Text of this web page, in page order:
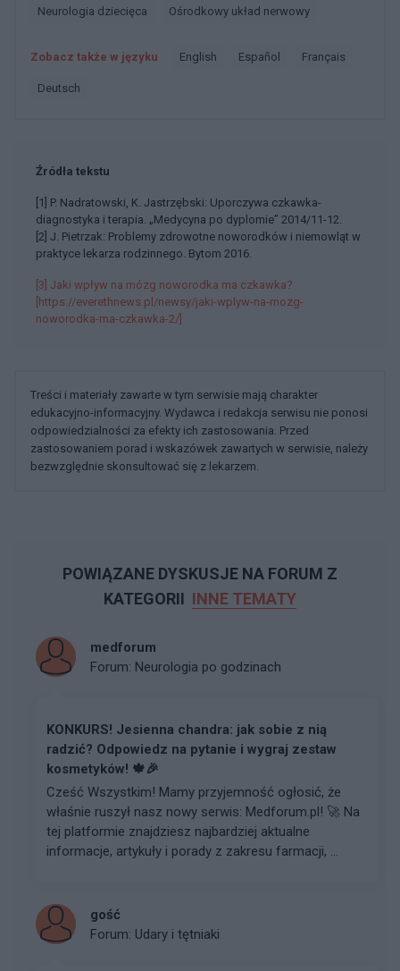
Neurologia dziecięca Ośrodkowy układ nerwowy
Zobacz także w języku english español français
deutsch
Źródła tekstu
[1] P. Nadratowski, K. Jastrzębski: Uporczywa czkawka-
diagnostyka i terapia. „Medycyna po dyplomie” 2014/11-12.
[2] J. Pietrzak: Problemy zdrowotne noworodków i niemowląt w
praktyce lekarza rodzinnego. Bytom 2016.
[3] Jaki wpływ na mózg noworodka ma czkawka?
[https://everethnews.pl/newsy/jaki-wplyw-na-mozg-
noworodka-ma-czkawka-2/]
Treści i materiały zawarte w tym serwisie mają charakter
edukacyjno-informacyjny. Wydawca i redakcja serwisu nie ponosi
odpowiedzialności za efekty ich zastosowania. Przed
zastosowaniem porad i wskazówek zawartych w serwisie, należy
bezwzględnie skonsultować się z lekarzem.
POWIĄZANE DYSKUSJE NA FORUM Z
KATEGORII INNE TEMATY
medforum
Forum: Neurologia po godzinach
KONKURS! Jesienna chandra: jak sobie z nią
radzić? Odpowiedz na pytanie i wygraj zestaw
kosmetyków! 🍁🎉
Cześć Wszystkim! Mamy przyjemność ogłosić, że
właśnie ruszył nasz nowy serwis: Medforum.pl! 🚀 Na
tej platformie znajdziesz najbardziej aktualne
informacje, artykuły i porady z zakresu farmacji, ...
gość
Forum: Udary i tętniaki